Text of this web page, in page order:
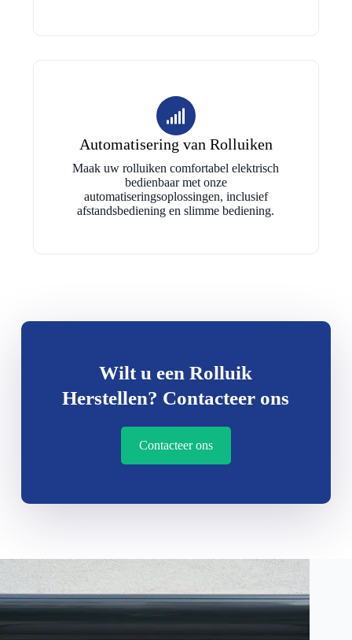
Automatisering van Rolluiken
Maak uw rolluiken comfortabel elektrisch
bedienbaar met onze
automatiseringsoplossingen, inclusief
afstandsbediening en slimme bediening.
Wilt u een Rolluik
Herstellen? Contacteer ons
Contacteer ons